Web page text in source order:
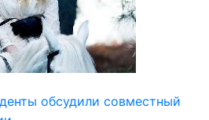
обсудили совместный